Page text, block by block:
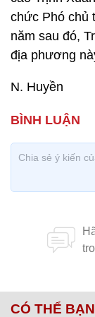
chức Phó chủ
năm sau đó,
địa phương
N. Huyền
CÓ THỂ